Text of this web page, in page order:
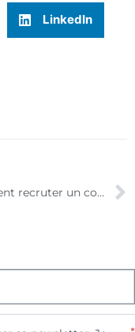
LinkedIn
Comment recruter un community manager ?